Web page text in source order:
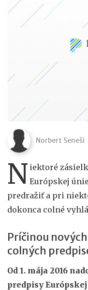
Norbert Seneši
N iektoré
Európskej
predražiť a pri
dokonca colné
Príčinou
colných
Od 1. mája 2016
predpisy